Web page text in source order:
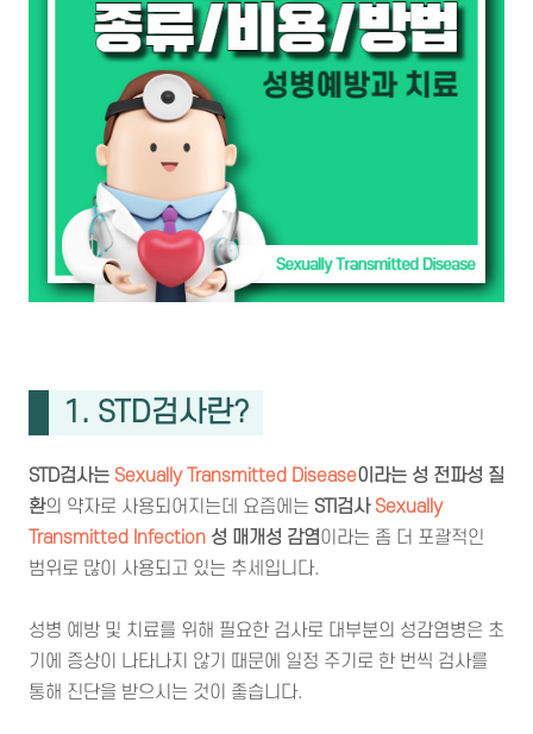
1. STD검사란?
STD검사는 Sexually Transmitted Disease이라는 성 전파성 질
환의 약자로 사용되어지는데 요즘에는 STI검사 Sexually
Transmitted Infection 성 매개성 감염이라는 좀 더 포괄적인
범위로 많이 사용되고 있는 추세입니다.
성병 예방 및 치료를 위해 필요한 검사로 대부분의 성감염병은 초
기에 증상이 나타나지 않기 때문에 일정 주기로 한 번씩 검사를
통해 진단을 받으시는 것이 좋습니다.